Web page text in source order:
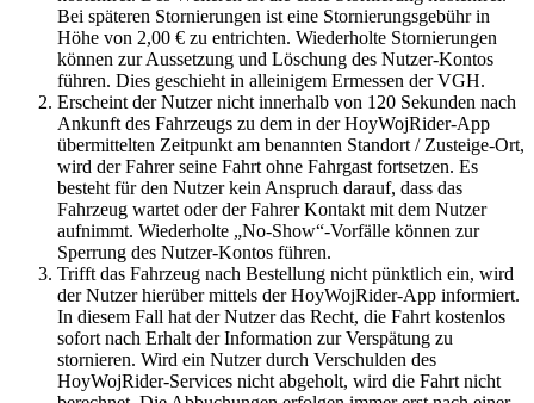
Bei späteren Stornierungen ist eine Stornierungsgebühr in
Höhe von 2,00 € zu entrichten. Wiederholte Stornierungen
können zur Aussetzung und Löschung des Nutzer-Kontos
führen. Dies geschieht in alleinigem Ermessen der VGH.
Erscheint der Nutzer nicht innerhalb von 120 Sekunden nach
Ankunft des Fahrzeugs zu dem in der HoyWojRider-App
übermittelten Zeitpunkt am benannten Standort / Zusteige-Ort,
wird der Fahrer seine Fahrt ohne Fahrgast fortsetzen. Es
besteht für den Nutzer kein Anspruch darauf, dass das
Fahrzeug wartet oder der Fahrer Kontakt mit dem Nutzer
aufnimmt. Wiederholte „No-Show“-Vorfälle können zur
Sperrung des Nutzer-Kontos führen.
Trifft das Fahrzeug nach Bestellung nicht pünktlich ein, wird
der Nutzer hierüber mittels der HoyWojRider-App informiert.
In diesem Fall hat der Nutzer das Recht, die Fahrt kostenlos
sofort nach Erhalt der Information zur Verspätung zu
stornieren. Wird ein Nutzer durch Verschulden des
HoyWojRider-Services nicht abgeholt, wird die Fahrt nicht